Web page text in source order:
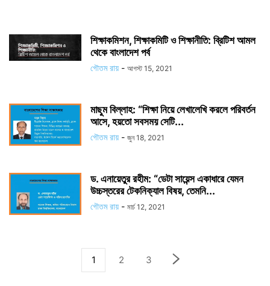
শিক্ষাকমিশন, শিক্ষাকমিটি ও শিক্ষানীতি: ব্রিটিশ আমল
থেকে বাংলাদেশ পর্ব
গৌতম রায় - আগস্ট 15, 2021
মাছুম বিল্লাহ: “শিক্ষা নিয়ে লেখালেখি করলে পরিবর্তন
আসে, হয়তো সবসময় সেটি...
গৌতম রায় - জুন 18, 2021
ড. এনায়েতুর রহীম: “ডেটা সায়েন্স একাধারে যেমন
উচ্চস্তরের টেকনিক্যাল বিষয়, তেমনি...
গৌতম রায় - মার্চ 12, 2021
1 2 3